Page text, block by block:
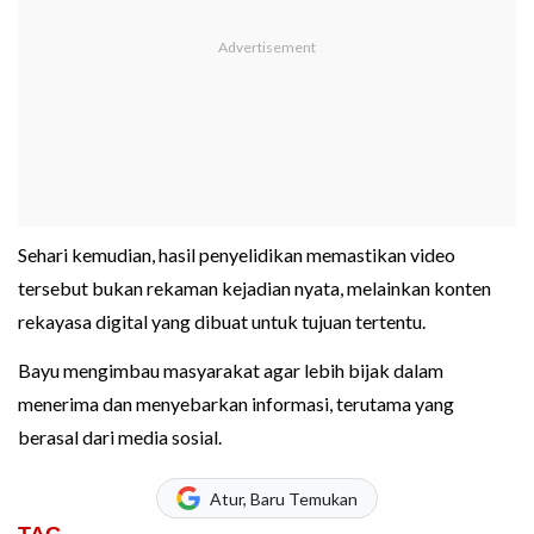
Sehari kemudian, hasil penyelidikan memastikan video
tersebut bukan rekaman kejadian nyata, melainkan konten
rekayasa digital yang dibuat untuk tujuan tertentu.
Bayu mengimbau masyarakat agar lebih bijak dalam
menerima dan menyebarkan informasi, terutama yang
berasal dari media sosial.
Atur, Baru Temukan